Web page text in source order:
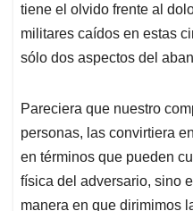
tiene el olvido frente al
militares caídos en estas
sólo dos aspectos del
Pareciera que nuestro
personas, las convirtiera
en términos que pueden
física del adversario, sino
manera en que dirimimos